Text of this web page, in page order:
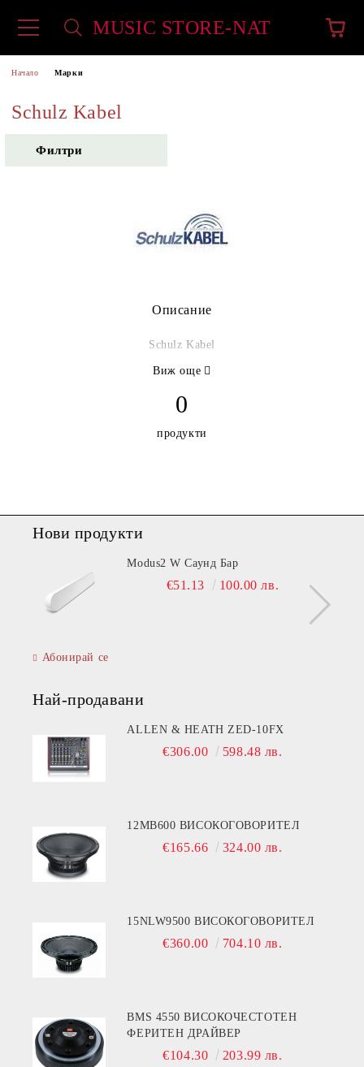
MUSIC STORE-NAT
Начало Марки
Schulz Kabel
Филтри
Описание
Schulz Kabel
Виж още
0
продукти
Нови продукти
Modus2 W Саунд Бар
€51.13 100.00 лв.
Абонирай се
Най-продавани
ALLEN & HEATH ZED-10FX
€306.00 598.48 лв.
12MB600 ВИСОКОГОВОРИТЕЛ
€165.66 324.00 лв.
15NLW9500 ВИСОКОГОВОРИТЕЛ
€360.00 704.10 лв.
BMS 4550 ВИСОКОЧЕСТОТЕН
ФЕРИТЕН ДРАЙВЕР
€104.30 203.99 лв.